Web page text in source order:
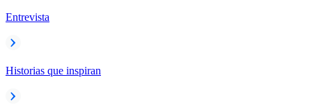
Entrevista
Historias que inspiran